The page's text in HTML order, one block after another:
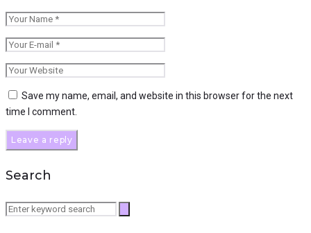
Save my name, email, and website in this browser for the next
time I comment.
Search
Search